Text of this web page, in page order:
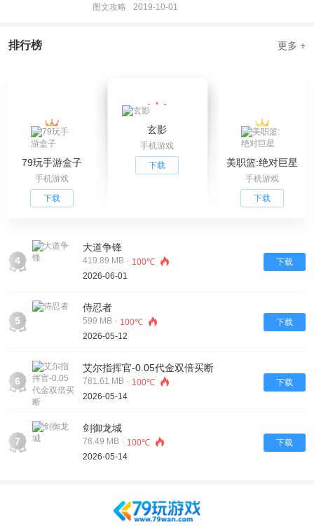
图文攻略 2019-10-01
排行榜 更多 +
79玩手游盒子
手机游戏
下载
玄影
手机游戏
下载
美职篮:绝对巨星
手机游戏
下载
4
大道争锋
419.89 MB · 100℃
2026-06-01
下载
5
侍忍者
599 MB · 100℃
2026-05-12
下载
6
艾尔指挥官-0.05代金双倍买断
781.61 MB · 100℃
2026-05-14
下载
7
剑御龙城
78.49 MB · 100℃
2026-05-14
下载